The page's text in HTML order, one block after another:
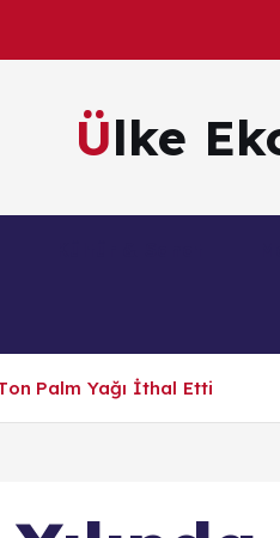
Ülke
Palm Yağı İthal Etti